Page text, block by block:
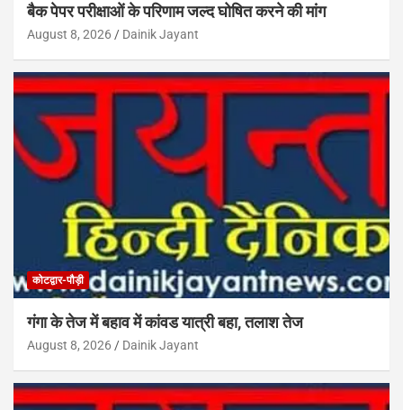
बैक पेपर परीक्षाओं के परिणाम जल्द घोषित करने की मांग
August 8, 2026 Dainik Jayant
कोटद्वार-पौड़ी
गंगा के तेज में बहाव में कांवड यात्री बहा, तलाश तेज
August 8, 2026 Dainik Jayant